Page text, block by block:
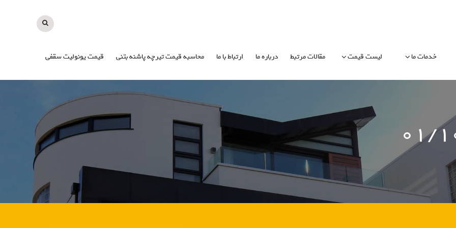
خدمات ما لیست قیمت مقالات مرتبط درباره ما ارتباط با ما محاسبه قیمت تیرچه پاشنه بتنی قیمت یونولیت سقفی